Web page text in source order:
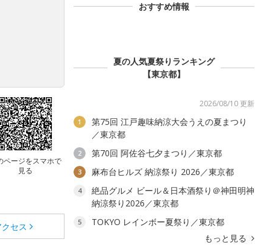
ページをスマホで
見る
セス
おすすめ情報
夏の人気夏祭りランキング
【東京都】
2026/08/10 更新
1
第75回 江戸趣味納涼大会うえの夏まつり
／東京都
2 第70回 阿佐谷七夕まつり／東京都
3 麻布台ヒルズ 納涼祭り 2026／東京都
4
絶品グルメ ビール＆日本酒祭り＠神田明神
納涼祭り2026／東京都
5
TOKYO レインボー夏祭り／東京都
もっと見る